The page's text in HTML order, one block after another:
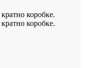
коробке.
коробке.